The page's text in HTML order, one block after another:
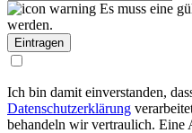
Es muss eine
werden.
Ich bin damit einverstanden,
Datenschutzerklärung
behandeln wir vertraulich. Eine